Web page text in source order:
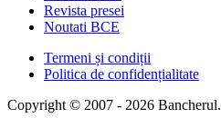
Revista presei
Noutati BCE
Termeni și condiții
Politica de confidențialitate
Copyright © 2007 - 2026 Bancherul.